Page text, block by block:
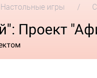
Настольные игры
Проект